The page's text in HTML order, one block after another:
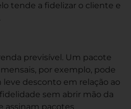
tende a fidelizar o cliente e
previsível. Um pacote
por exemplo, pode
desconto em relação ao
sem abrir mão da
assinam pacotes